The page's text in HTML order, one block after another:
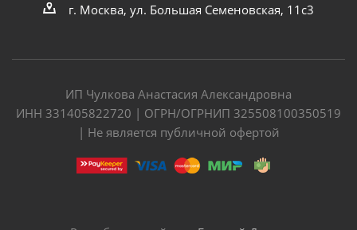
г. Москва, ул. Большая Семеновская, 11с3
ИП Чулкова Анастасия Александровна
ИНН 331405822720 | ОГРН/ОГРНИП 325508100350519
| Не является публичной офертой